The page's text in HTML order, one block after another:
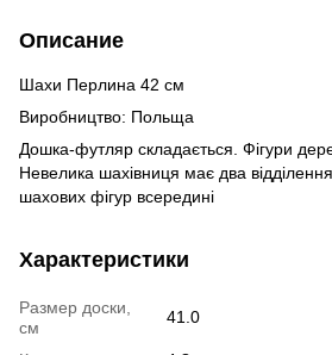
Описание
Шахи Перлина 42 см
Виробництво: Польща
Дошка-футляр складається. Фігури
Невелика шахівниця має два
шахових фігур всередині
Характеристики
Размер доски,
см
41.0